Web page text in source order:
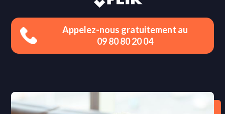
Appelez-nous gratuitement au
09 80 80 20 04